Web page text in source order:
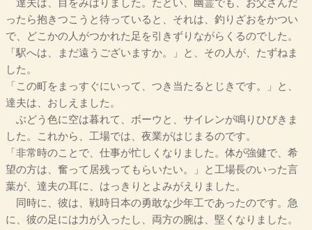
達夫は、目をみはりました。たとい、幽霊でも、お父さんだ
ったら抱きつこうと待っていると、それは、釣りざおをかつい
で、どこかの人がつかれた足を引きずりながらくるのでした。
「駅へは、まだ遠うございますか。」と、その人が、たずねま
した。
「この町をまっすぐにいって、つき当たるとじきです。」と、
達夫は、おしえました。
ぶどう色に空は暮れて、ボーウと、サイレンが鳴りひびきま
した。これから、工場では、夜業がはじまるのです。
「非常時のことで、仕事が忙しくなりました。体が強健で、希
望の方は、奮って居残ってもらいたい。」と工場長のいった言
葉が、達夫の耳に、はっきりとよみがえりました。
同時に、彼は、戦時日本の勇敢な少年工であったのです。急
に、彼の足には力が入ったし、両方の腕は、堅くなりました。